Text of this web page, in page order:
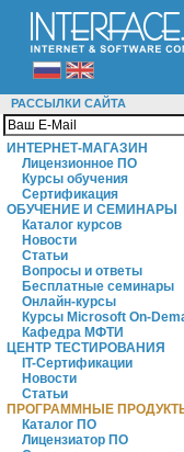
РАССЫЛКИ САЙТА
ИНТЕРНЕТ-МАГАЗИН
Лицензионное ПО
Курсы обучения
Сертификация
ОБУЧЕНИЕ И СЕМИНАРЫ
Каталог курсов
Новости
Статьи
Вопросы и ответы
Бесплатные семинары
Онлайн-курсы
Курсы Microsoft On-
Кафедра МФТИ
ЦЕНТР ТЕСТИРОВАНИЯ
IT-Сертификации
Новости
Статьи
ПРОГРАММНЫЕ
Каталог ПО
Лицензиатор ПО